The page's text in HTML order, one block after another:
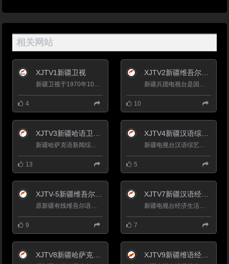
相关网站
XJTV1新疆卫视
4
XJTV2新疆维吾尔语卫视
10
13
XJTV4新疆汉语综艺频道
新疆电视台汉语综艺频道(XJTV-4)（原影视文体频道）新疆电视台第四套节目是一个以时尚咨询节目及影视剧为主、力...
5
9
XJTV7新疆汉语经济生活频道
新疆电视台经济生活频道（XJTV-7）的前身是新疆经济电视台，简称&ldquo;新疆经视&rdquo;，新疆广播电视事业改革发展...
7
XJTV9新疆维语经济生活频道